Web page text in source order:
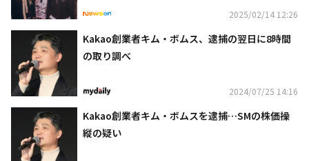
2025/02/14 12:26
Kakao創業者キム・ボムス、逮捕の翌日に8時間
の取り調べ
2024/07/25 14:16
Kakao創業者キム・ボムスを逮捕…SMの株価操
縦の疑い